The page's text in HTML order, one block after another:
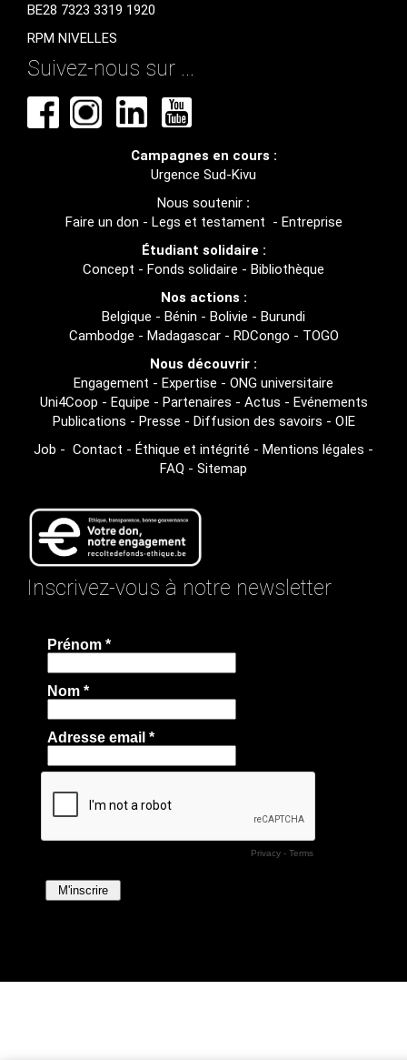
BE28 7323 3319 1920
RPM NIVELLES
Suivez-nous sur ...
Campagnes en cours :
Urgence Sud-Kivu
Nous soutenir :
Faire un don - Legs et testament - Entreprise
Étudiant solidaire :
Concept - Fonds solidaire - Bibliothèque
Nos actions :
Belgique - Bénin - Bolivie - Burundi
Cambodge - Madagascar- RDCongo - TOGO
Nous découvrir :
Engagement - Expertise - ONG universitaire
Uni4Coop - Equipe - Partenaires - Actus - Evénements
Publications - Presse - Diffusion des savoirs - OIE
Job - Contact - Éthique et intégrité - Mentions légales -
FAQ - Sitemap
Inscrivez-vous à notre newsletter